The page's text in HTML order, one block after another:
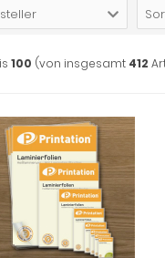
100 (von insgesamt 412